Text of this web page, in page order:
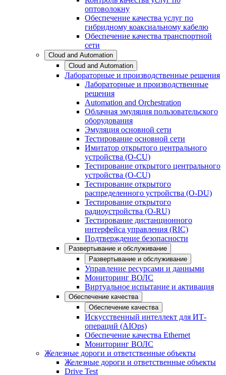
оптоволокну
Обеспечение качества услуг по
гибридному коаксиальному кабелю
Обеспечение качества транспортной
сети
Cloud and Automation
Cloud and Automation
Лабораторные и производственные решения
Лабораторные и производственные
решения
Automation and Orchestration
Облачная эмуляция пользовательского
оборудования
Эмуляция основной сети
Тестирование основной сети
Имитатор открытого центрального
устройства (O-CU)
Тестирование открытого центрального
устройства (O-CU)
Тестирование открытого
распределенного устройства (O-DU)
Тестирование открытого
радиоустройства (O-RU)
Тестирование дистанционного
интерфейса управления (RIC)
Подтверждение безопасности
Развертывание и обслуживание
Развертывание и обслуживание
Управление ресурсами и данными
Мониторинг ВОЛС
Виртуальное испытание и активация
Обеспечение качества
Обеспечение качества
Искусственный интеллект для ИТ-
операций (AIOps)
Обеспечение качества Ethernet
Мониторинг ВОЛС
Железные дороги и ответственные объекты
Железные дороги и ответственные объекты
Drive Test